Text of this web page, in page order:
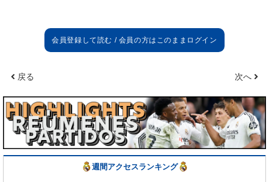
戻る 次へ
週間アクセスランキング